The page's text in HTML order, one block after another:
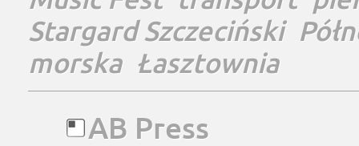
Stargard Szczeciński
morska Łasztownia
AB Press